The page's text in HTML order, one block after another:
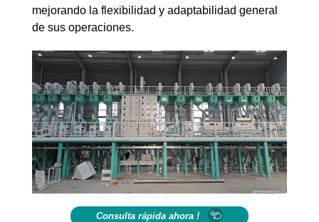
mejorando la flexibilidad y adaptabilidad general
de sus operaciones.
Consulta rápida ahora !